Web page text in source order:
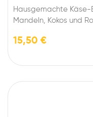
Hausgemachte Käse-
Mandeln, Kokos und
15,50 €